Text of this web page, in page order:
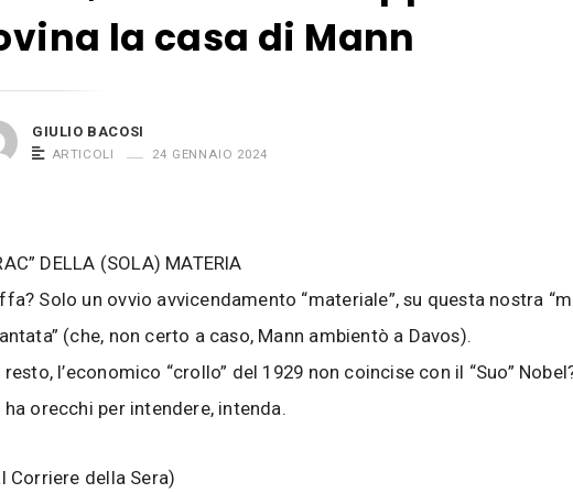
la casa di Mann
GIULIO BACOSI
ARTICOLI 24 GENNAIO 2024
DELLA (SOLA) MATERIA
Solo un ovvio avvicendamento “materiale”, su questa nostra
(che, non certo a caso, Mann ambientò a Davos).
resto, l’economico “crollo” del 1929 non coincise con il “Suo”
ha orecchi per intendere, intenda.
Corriere della Sera)